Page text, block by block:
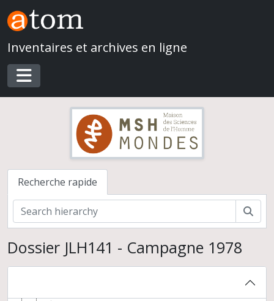
Skip to main content
Inventaires et archives en ligne
Toggle navigation
Recherche rapide
Dossier JLH141 - Campagne 1978
Jean-Louis Huot. Du Village à l'État au Proche- et Moyen-Orient
Direction de la mission archéologique française de Larsa, Irak